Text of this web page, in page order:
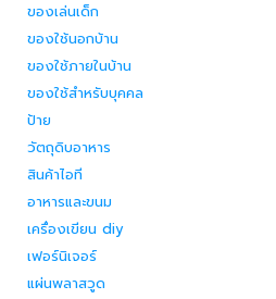
ของเล่นเด็ก
ของใช้นอกบ้าน
ของใช้ภายในบ้าน
ของใช้สำหรับบุคคล
ป้าย
วัตถุดิบอาหาร
สินค้าไอที
อาหารและขนม
เครื่องเขียน diy
เฟอร์นิเจอร์
แผ่นพลาสวูด